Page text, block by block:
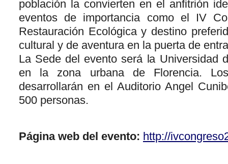
población la convierten en el anfitrión
eventos de importancia como el IV
Restauración Ecológica y destino
cultural y de aventura en la puerta de
La Sede del evento será la Universidad
en la zona urbana de Florencia.
desarrollarán en el Auditorio Angel
500 personas.
Página web del evento: http://